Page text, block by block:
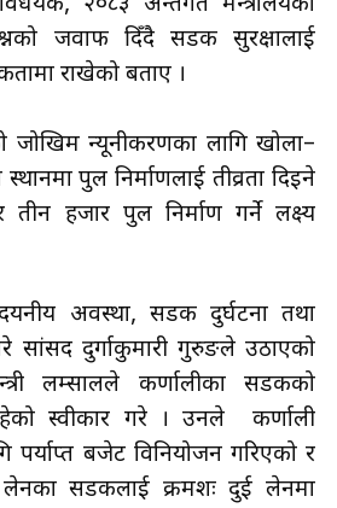
जवाफ दिँदै सडक सुरक्षालाई
राखेको बताए ।
जोखिम न्यूनीकरणका लागि खोला–
पुल निर्माणलाई तीव्रता दिइने
तीन हजार पुल निर्माण गर्ने लक्ष्य
दयनीय अवस्था, सडक दुर्घटना तथा
सांसद दुर्गाकुमारी गुरुङले उठाएको
लम्सालले कर्णालीका सडकको
स्वीकार गरे । उनले कर्णाली
पर्याप्त बजेट विनियोजन गरिएको र
सडकलाई क्रमशः दुई लेनमा